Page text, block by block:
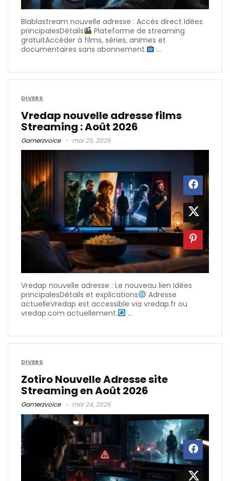
Blablastream nouvelle adresse : Accès direct Idées
principalesDétails
Plateforme de streaming
gratuitAccéder à films, séries, animes et
documentaires sans abonnement.
...
DIVERS
Vredap nouvelle adresse films
Streaming : Août 2026
Gamerzvoice mai 25, 2026
Vredap nouvelle adresse : Le nouveau lien Idées
principalesDétails et explications
Adresse
actuelleVredap est accessible via vredap.fr ou
vredap.com actuellement.
...
DIVERS
Zotiro Nouvelle Adresse site
Streaming en Août 2026
Gamerzvoice mai 24, 2026